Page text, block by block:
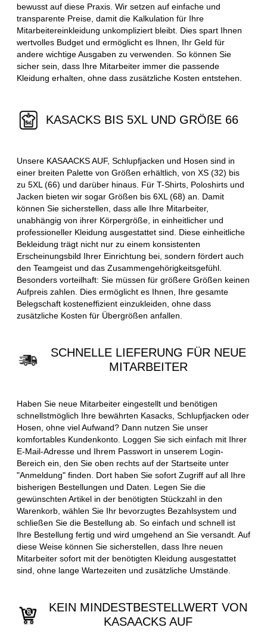
bewusst auf diese Praxis. Wir setzen auf einfache und
transparente Preise, damit die Kalkulation für Ihre
Mitarbeitereinkleidung unkompliziert bleibt. Dies spart Ihnen
wertvolles Budget und ermöglicht es Ihnen, Ihr Geld für
andere wichtige Ausgaben zu verwenden. So können Sie
sicher sein, dass Ihre Mitarbeiter immer die passende
Kleidung erhalten, ohne dass zusätzliche Kosten entstehen.
KASACKS BIS 5XL UND GRÖßE 66
Unsere KASAACKS AUF, Schlupfjacken und Hosen sind in
einer breiten Palette von Größen erhältlich, von XS (32) bis
zu 5XL (66) und darüber hinaus. Für T-Shirts, Poloshirts und
Jacken bieten wir sogar Größen bis 6XL (68) an. Damit
können Sie sicherstellen, dass alle Ihre Mitarbeiter,
unabhängig von ihrer Körpergröße, in einheitlicher und
professioneller Kleidung ausgestattet sind. Diese einheitliche
Bekleidung trägt nicht nur zu einem konsistenten
Erscheinungsbild Ihrer Einrichtung bei, sondern fördert auch
den Teamgeist und das Zusammengehörigkeitsgefühl.
Besonders vorteilhaft: Sie müssen für größere Größen keinen
Aufpreis zahlen. Dies ermöglicht es Ihnen, Ihre gesamte
Belegschaft kosteneffizient einzukleiden, ohne dass
zusätzliche Kosten für Übergrößen anfallen.
SCHNELLE LIEFERUNG FÜR NEUE
MITARBEITER
Haben Sie neue Mitarbeiter eingestellt und benötigen
schnellstmöglich Ihre bewährten Kasacks, Schlupfjacken oder
Hosen, ohne viel Aufwand? Dann nutzen Sie unser
komfortables Kundenkonto. Loggen Sie sich einfach mit Ihrer
E-Mail-Adresse und Ihrem Passwort in unserem Login-
Bereich ein, den Sie oben rechts auf der Startseite unter
"Anmeldung" finden. Dort haben Sie sofort Zugriff auf all Ihre
bisherigen Bestellungen und Daten. Legen Sie die
gewünschten Artikel in der benötigten Stückzahl in den
Warenkorb, wählen Sie Ihr bevorzugtes Bezahlsystem und
schließen Sie die Bestellung ab. So einfach und schnell ist
Ihre Bestellung fertig und wird umgehend an Sie versandt. Auf
diese Weise können Sie sicherstellen, dass Ihre neuen
Mitarbeiter sofort mit der benötigten Kleidung ausgestattet
sind, ohne lange Wartezeiten und zusätzliche Umstände.
KEIN MINDESTBESTELLWERT VON
KASAACKS AUF